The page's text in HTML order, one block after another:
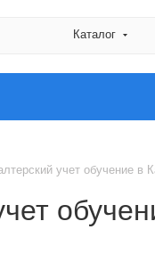
Каталог
учет обучение в